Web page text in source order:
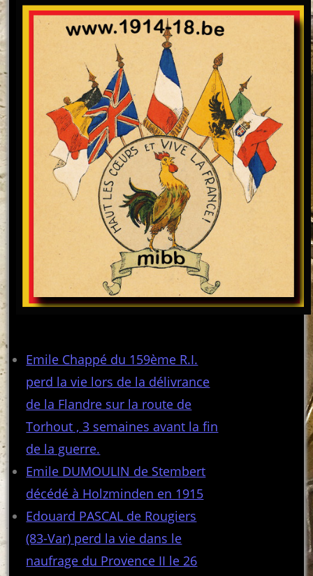
Emile Chappé du 159ème R.I.
perd la vie lors de la délivrance
de la Flandre sur la route de
Torhout , 3 semaines avant la fin
de la guerre.
Emile DUMOULIN de Stembert
décédé à Holzminden en 1915
Edouard PASCAL de Rougiers
(83-Var) perd la vie dans le
naufrage du Provence II le 26